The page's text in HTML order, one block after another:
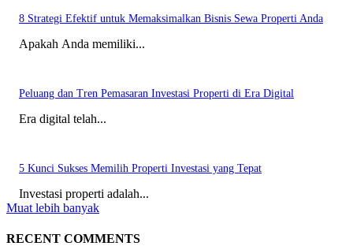
8 Strategi Efektif untuk Memaksimalkan Bisnis Sewa Properti Anda
Apakah Anda memiliki...
Peluang dan Tren Pemasaran Investasi Properti di Era Digital
Era digital telah...
5 Kunci Sukses Memilih Properti Investasi yang Tepat
Investasi properti adalah...
Muat lebih banyak
RECENT COMMENTS